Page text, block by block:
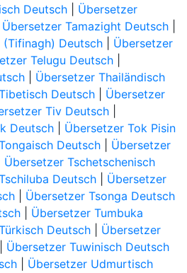
Deutsch| Übersetzer
Übersetzer Tamazight Deutsch|
Deutsch| Übersetzer
Telugu Deutsch|
| Übersetzer Thailändisch
Deutsch| Übersetzer
Tiv Deutsch|
Deutsch| Übersetzer Tok Pisin
Deutsch| Übersetzer
Übersetzer Tschetschenisch
Deutsch| Übersetzer
| Übersetzer Tsonga Deutsch
| Übersetzer Tumbuka
Deutsch| Übersetzer
Übersetzer Tuwinisch Deutsch
| Übersetzer Udmurtisch